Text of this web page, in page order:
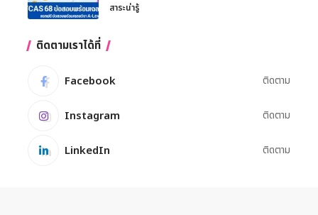
สาระน่ารู้
ติดตามเราได้ที่
Facebook ติดตาม
Instagram ติดตาม
LinkedIn ติดตาม